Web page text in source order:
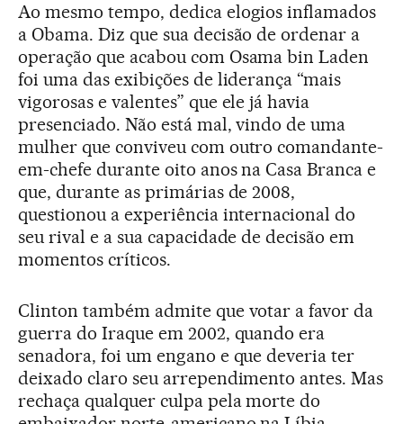
Ao mesmo tempo, dedica elogios inflamados
a Obama. Diz que sua decisão de ordenar a
operação que acabou com Osama bin Laden
foi uma das exibições de liderança “mais
vigorosas e valentes” que ele já havia
presenciado. Não está mal, vindo de uma
mulher que conviveu com outro comandante-
em-chefe durante oito anos na Casa Branca e
que, durante as primárias de 2008,
questionou a experiência internacional do
seu rival e a sua capacidade de decisão em
momentos críticos.
Clinton também admite que votar a favor da
guerra do Iraque em 2002, quando era
senadora, foi um engano e que deveria ter
deixado claro seu arrependimento antes. Mas
rechaça qualquer culpa pela morte do